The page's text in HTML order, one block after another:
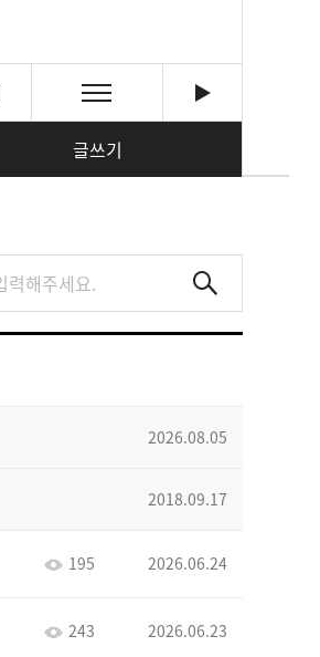
글쓰기
2026.08.05
2018.09.17
195 2026.06.24
243 2026.06.23